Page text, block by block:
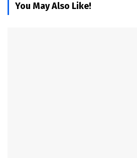
You May Also Like!